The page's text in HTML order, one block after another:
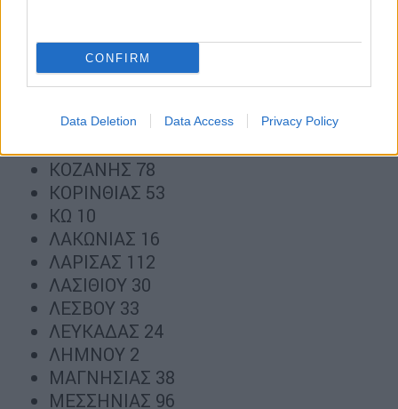
CONFIRM
Data Deletion Data Access Privacy Policy
ΚΕΑΣ – ΚΥΘΝΟΥ 1
ΚΕΝΤΡΙΚΟΥ ΤΟΜΕΑ ΑΘΗΝΩΝ 203
ΚΕΦΑΛΛΗΝΙΑΣ 9
ΚΟΖΑΝΗΣ 78
ΚΟΡΙΝΘΙΑΣ 53
ΚΩ 10
ΛΑΚΩΝΙΑΣ 16
ΛΑΡΙΣΑΣ 112
ΛΑΣΙΘΙΟΥ 30
ΛΕΣΒΟΥ 33
ΛΕΥΚΑΔΑΣ 24
ΛΗΜΝΟΥ 2
ΜΑΓΝΗΣΙΑΣ 38
ΜΕΣΣΗΝΙΑΣ 96